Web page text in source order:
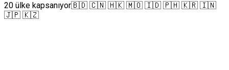
20 ülke kapsanıyor🇧🇩 🇨🇳 🇭🇰 🇲🇴 🇮🇩 🇵🇭 🇰🇷 🇮🇳
🇯🇵 🇰🇿